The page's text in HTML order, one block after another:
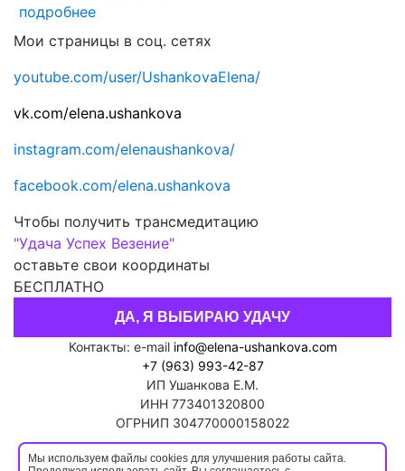
подробнее
Мои страницы в соц. сетях
youtube.com/user/UshankovaElena/
vk.com/elena.ushankova
instagram.com/elenaushankova/
facebook.com/elena.ushankova
Чтобы получить трансмедитацию
"Удача Успех Везение"
оставьте свои координаты
БЕСПЛАТНО
ДА, Я ВЫБИРАЮ УДАЧУ
Контакты: e-mail info@elena-ushankova.com
+7 (963) 993-42-87
ИП Ушанкова Е.М.
ИНН 773401320800
ОГРНИП 304770000158022
Политика конфиденциальности
Мы используем файлы cookies для улучшения работы сайта.